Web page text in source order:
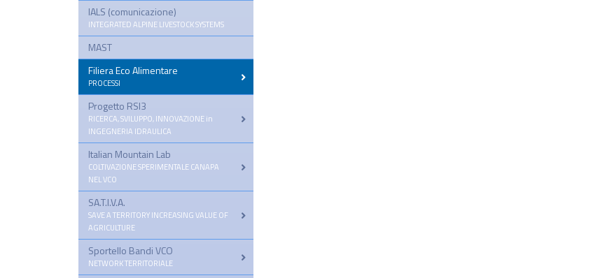
IALS (comunicazione)
INTEGRATED ALPINE LIVESTOCK SYSTEMS
MAST
Filiera Eco Alimentare
PROCESSI
Progetto RSI3
RICERCA, SVILUPPO, INNOVAZIONE in
INGEGNERIA IDRAULICA
Italian Mountain Lab
COLTIVAZIONE SPERIMENTALE CANAPA
NEL VCO
SA.T.I.V.A.
SAVE A TERRITORY INCREASING VALUE OF
AGRICULTURE
Sportello Bandi VCO
NETWORK TERRITORIALE